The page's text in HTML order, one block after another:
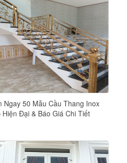
Ngay 50 Mẫu Cầu Thang Inox
Đại & Báo Giá Chi Tiết